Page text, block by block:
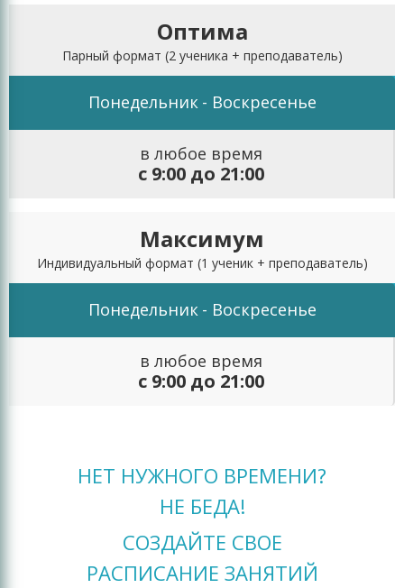
Оптима
Парный формат (2 ученика + преподаватель)
Понедельник - Воскресенье
в любое время
с 9:00 до 21:00
Максимум
Индивидуальный формат (1 ученик + преподаватель)
Понедельник - Воскресенье
в любое время
с 9:00 до 21:00
НЕТ НУЖНОГО ВРЕМЕНИ?
НЕ БЕДА!
СОЗДАЙТЕ СВОЕ
РАСПИСАНИЕ ЗАНЯТИЙ